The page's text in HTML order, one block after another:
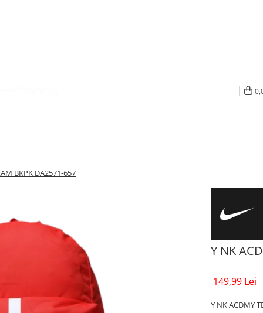
BKPK DA2571-657
Y NK
149,99 Lei
Y NK ACDMY